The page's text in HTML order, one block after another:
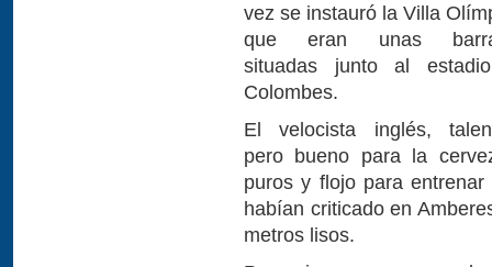
vez se instauró la Villa
que eran unas
situadas junto al
Colombes.
El velocista inglés,
pero bueno para la
puros y flojo para
habían criticado en
metros lisos.